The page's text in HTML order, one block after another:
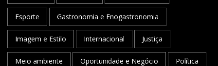
Esporte Gastronomia e Enogastronomia
Imagem e Estilo Internacional Justiça
Meio ambiente Oportunidade e Negócio Política